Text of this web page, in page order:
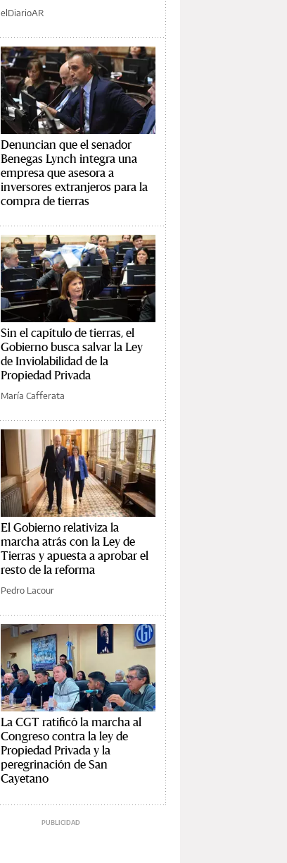
elDiarioAR
Denuncian que el senador
Benegas Lynch integra una
empresa que asesora a
inversores extranjeros para la
compra de tierras
Sin el capítulo de tierras, el
Gobierno busca salvar la Ley
de Inviolabilidad de la
Propiedad Privada
María Cafferata
El Gobierno relativiza la
marcha atrás con la Ley de
Tierras y apuesta a aprobar el
resto de la reforma
Pedro Lacour
La CGT ratificó la marcha al
Congreso contra la ley de
Propiedad Privada y la
peregrinación de San
Cayetano